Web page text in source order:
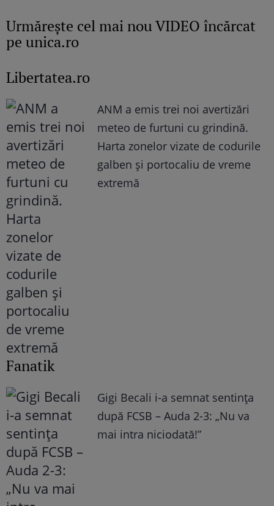
Urmăreşte cel mai nou VIDEO încărcat
pe unica.ro
Libertatea.ro
ANM a emis trei noi avertizări
meteo de furtuni cu grindină.
Harta zonelor vizate de codurile
galben și portocaliu de vreme
extremă
Fanatik
Gigi Becali i-a semnat sentința
după FCSB – Auda 2-3: „Nu va
mai intra niciodată!”